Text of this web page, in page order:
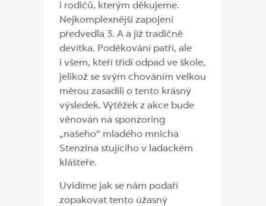
i rodičů, kterým děkujeme.
Nejkomplexnější zapojení
předvedla 3. A a již tradičně
devítka. Poděkování patří, ale
i všem, kteří třídí odpad ve škole,
jelikož se svým chováním velkou
měrou zasadili o tento krásný
výsledek. Výtěžek z akce bude
věnován na sponzoring
„našeho“ mladého mnicha
Stenzina stujícího v ladackém
klášteře.
Uvidíme jak se nám podaří
zopakovat tento úžasný